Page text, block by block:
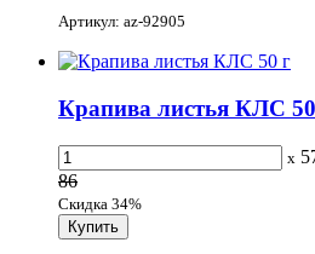
Артикул: az-92905
Крапива листья КЛС
x
86
Скидка 34%